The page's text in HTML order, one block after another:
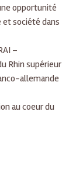
opportunité
société dans
–
Rhin supérieur
allemande
au coeur du